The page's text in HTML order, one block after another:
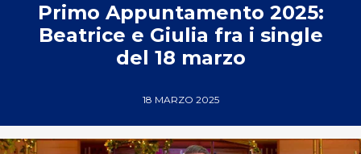
Primo Appuntamento 2025:
Beatrice e Giulia fra i single
del 18 marzo
18 MARZO 2025